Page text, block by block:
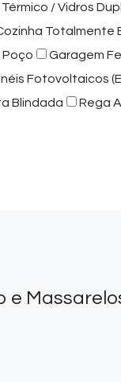
/ Vidros
Totalmente
Poço Garagem
Fotovoltaicos
Blindada Rega
e